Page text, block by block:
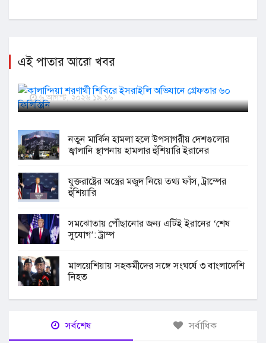
এই পাতার আরো খবর
কালান্দিয়া শরণার্থী শিবিরে ইসরাইলি অভিযানে গ্রেফতার ৬০
৬ আগস্ট, ২০২৬ ১৯:১৬
নতুন মার্কিন হামলা হলে উপসাগরীয় দেশগুলোর
জ্বালানি স্থাপনায় হামলার হুঁশিয়ারি ইরানের
যুক্তরাষ্ট্রের অস্ত্রের মজুদ নিয়ে তথ্য ফাঁস, ট্রাম্পের
হুঁশিয়ারি
সমঝোতায় পৌঁছানোর জন্য এটিই ইরানের ‘শেষ
সুযোগ’: ট্রাম্প
মালয়েশিয়ায় সহকর্মীদের সঙ্গে সংঘর্ষে ৩ বাংলাদেশি
নিহত
সর্বশেষ সর্বাধিক